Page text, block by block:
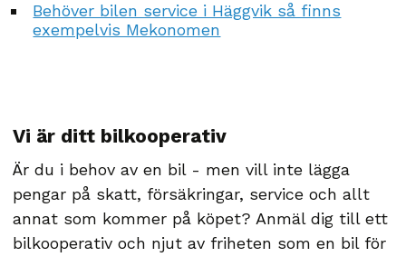
Behöver bilen service i Häggvik så finns
exempelvis Mekonomen
Vi är ditt bilkooperativ
Är du i behov av en bil - men vill inte lägga
pengar på skatt, försäkringar, service och allt
annat som kommer på köpet? Anmäl dig till ett
bilkooperativ och njut av friheten som en bil för